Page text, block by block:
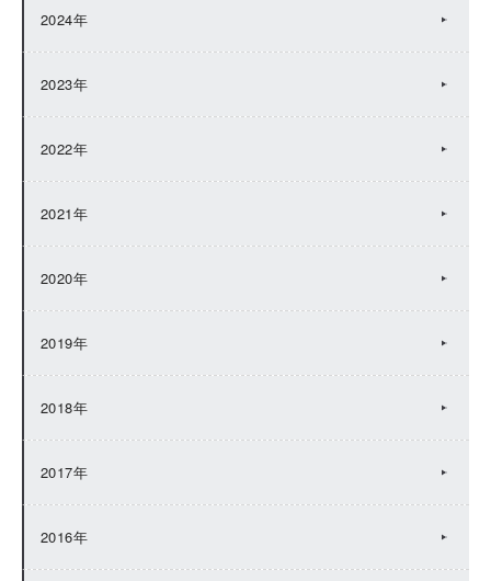
2024年
2023年
2022年
2021年
2020年
2019年
2018年
2017年
2016年